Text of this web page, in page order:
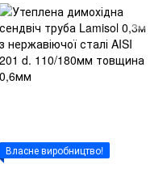
Власне виробництво!